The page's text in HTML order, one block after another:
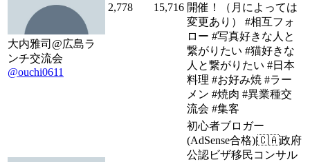
大内雅司@広島ラ
ンチ交流会
@ouchi0611
2,778 15,716 開催！（月によっては
変更あり） #相互フォ
ロー #写真好きな人と
繋がりたい #猫好きな
人と繋がりたい #日本
料理 #お好み焼 #ラー
メン #焼肉 #異業種交
流会 #集客
初心者ブロガー
(AdSense合格)|🇨🇦政府
公認ビザ移民コンサル